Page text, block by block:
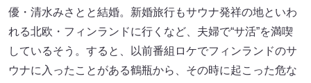
優・清水みさとと結婚。新婚旅行もサウナ発祥の地といわ
れる北欧・フィンランドに行くなど、夫婦で“サ活”を満喫
しているそう。すると、以前番組ロケでフィンランドのサ
ウナに入ったことがある鶴瓶から、その時に起こった危な